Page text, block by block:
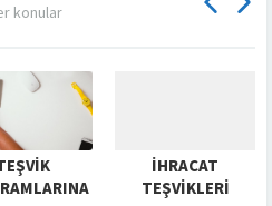
konular
İHRACAT
TEŞVIKLERI